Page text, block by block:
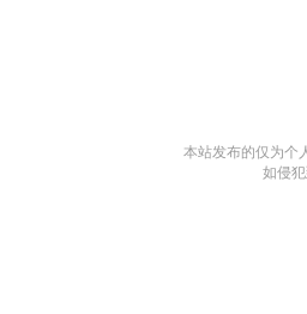
本站发布的仅为个
如侵